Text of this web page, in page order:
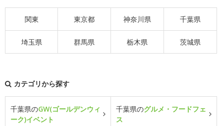
関東 東京都 神奈川県 千葉県
埼玉県 群馬県 栃木県 茨城県
カテゴリから探す
千葉県のGW(ゴールデンウィ
ーク)イベント
千葉県のグルメ・フードフェ
ス